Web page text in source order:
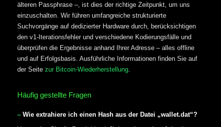
älteren Passphrase –, ist dies der richtige Zeitpunkt, um uns
einzuschalten. Wir führen umfangreiche strukturierte
Suchvorgänge auf dedizierter Hardware durch, berücksichtigen
den v1-Iterationsfehler und verschiedene Kodierungsfälle und
überprüfen die Ergebnisse anhand Ihrer Adresse – alles offline
und auf Erfolgsbasis. Ausführliche Informationen finden Sie auf
der Seite zur Bitcoin-Wiederherstellung
Häufig gestellte Fragen
Wie extrahiere ich einen Hash aus der Datei „wallet.dat“?